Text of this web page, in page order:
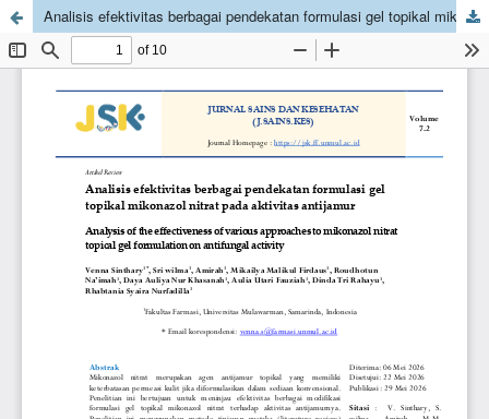
Analisis efektivitas berbagai pendekatan formulasi gel topikal mikonazol nitrat pada aktivitas antijamur